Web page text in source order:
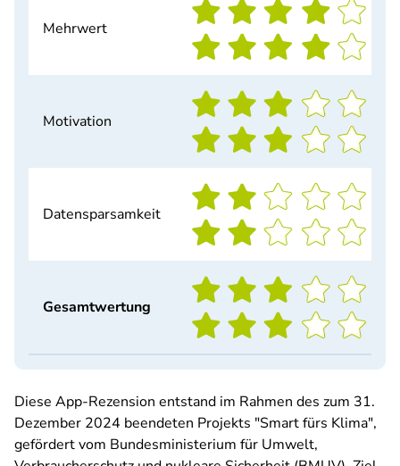
Mehrwert
Motivation
Datensparsamkeit
Gesamtwertung
Diese App-Rezension entstand im Rahmen des zum 31.
Dezember 2024 beendeten Projekts "Smart fürs Klima",
gefördert vom Bundesministerium für Umwelt,